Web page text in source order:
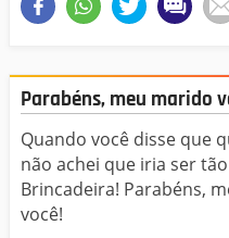
Parabéns, meu marido
Quando você disse que
não achei que iria ser
Brincadeira! Parabéns,
você!